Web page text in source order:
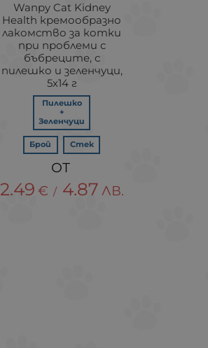
Wanpy Cat Kidney
Health кремообразно
лакомство за котки
при проблеми с
бъбреците, с
пилешко и зеленчуци,
5х14 г
Пилешко
+
Зеленчуци
Брой Стек
2.49 € / 4.87 ЛВ.